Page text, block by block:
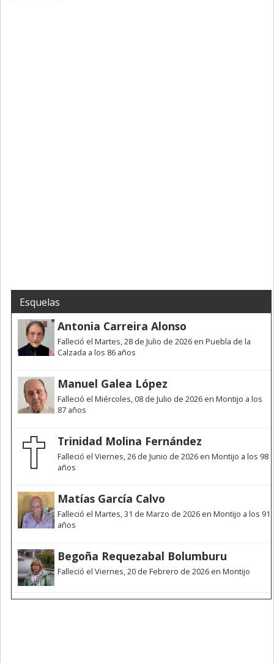
Esquelas
Antonia Carreira Alonso
Falleció el Martes, 28 de Julio de 2026 en Puebla de la
Calzada a los 86 años
Manuel Galea López
Falleció el Miércoles, 08 de Julio de 2026 en Montijo a los
87 años
Trinidad Molina Fernández
Falleció el Viernes, 26 de Junio de 2026 en Montijo a los 98
años
Matías García Calvo
Falleció el Martes, 31 de Marzo de 2026 en Montijo a los 91
años
Begoña Requezabal Bolumburu
Falleció el Viernes, 20 de Febrero de 2026 en Montijo